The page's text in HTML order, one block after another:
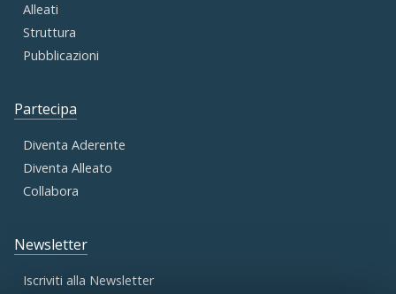
Alleati
Struttura
Pubblicazioni
Partecipa
Diventa Aderente
Diventa Alleato
Collabora
Newsletter
Iscriviti alla Newsletter